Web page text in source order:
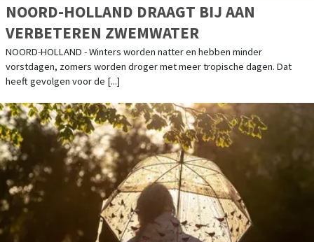
NOORD-HOLLAND DRAAGT BIJ AAN
VERBETEREN ZWEMWATER
NOORD-HOLLAND - Winters worden natter en hebben minder
vorstdagen, zomers worden droger met meer tropische dagen. Dat
heeft gevolgen voor de [...]